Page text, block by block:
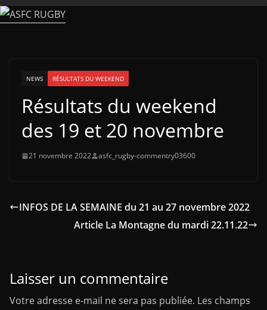
NEWS RÉSULTATS DU WEEKEND
Résultats du weekend
des 19 et 20 novembre
21 novembre 2022 asfc_rugby-commentry03600
INFOS DE LA SEMAINE du 21 au 27 novembre 2022
Article La Montagne du mardi 22.11.22
Laisser un commentaire
Votre adresse e-mail ne sera pas publiée. Les champs